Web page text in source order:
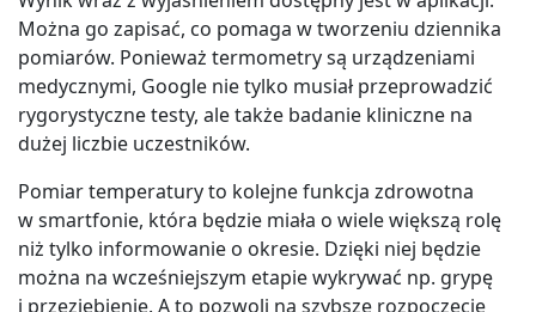
Można go zapisać, co pomaga w tworzeniu dziennika
pomiarów. Ponieważ termometry są urządzeniami
medycznymi, Google nie tylko musiał przeprowadzić
rygorystyczne testy, ale także badanie kliniczne na
dużej liczbie uczestników.
Pomiar temperatury to kolejne funkcja zdrowotna
w smartfonie, która będzie miała o wiele większą rolę
niż tylko informowanie o okresie. Dzięki niej będzie
można na wcześniejszym etapie wykrywać np. grypę
i przeziębienie. A to pozwoli na szybsze rozpoczęcie